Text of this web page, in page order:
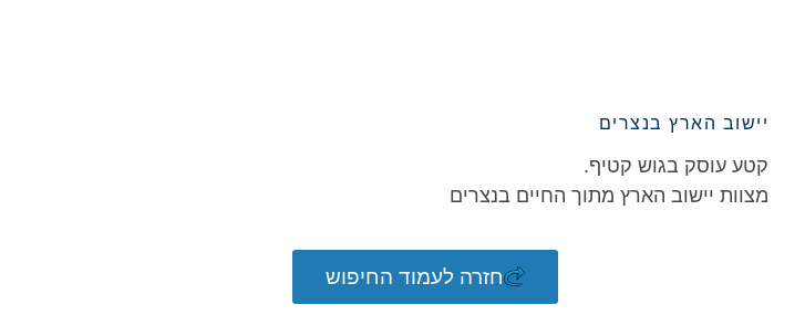
יישוב הארץ בנצרים
קטע עוסק בגוש קטיף.
מצוות יישוב הארץ מתוך החיים בנצרים
חזרה לעמוד החיפוש